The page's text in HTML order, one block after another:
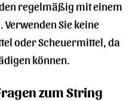
regelmäßig mit einem
Sie keine
oder Scheuermittel, da
können.
zum String